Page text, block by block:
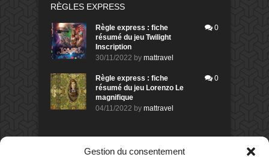
Gestion du consentement
RÈGLES EXPRESS
Règle express : fiche
résumé du jeu Twilight
Inscription
30/11/2022 by mattravel
0
Règle express : fiche
résumé du jeu Lorenzo Le
magnifique
04/11/2022 by mattravel
0
DERNIERS AVIS DES MEMBRES